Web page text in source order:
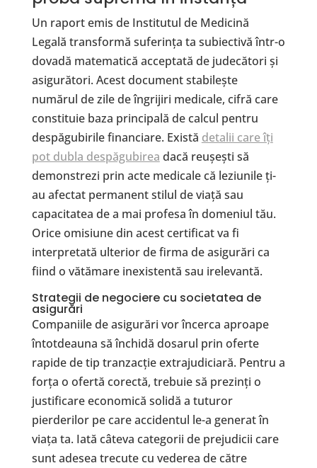
Un raport emis de Institutul de Medicină
Legală transformă suferința ta subiectivă într-o
dovadă matematică acceptată de judecători și
asigurători. Acest document stabilește
numărul de zile de îngrijiri medicale, cifră care
constituie baza principală de calcul pentru
despăgubirile financiare. Există detalii care îți
pot dubla despăgubirea dacă reușești să
demonstrezi prin acte medicale că leziunile ți-
au afectat permanent stilul de viață sau
capacitatea de a mai profesa în domeniul tău.
Orice omisiune din acest certificat va fi
interpretată ulterior de firma de asigurări ca
fiind o vătămare inexistentă sau irelevantă.
​Strategii de negociere cu societatea de
asigurări
Companiile de asigurări vor încerca aproape
întotdeauna să închidă dosarul prin oferte
rapide de tip tranzacție extrajudiciară. Pentru a
forța o ofertă corectă, trebuie să prezinți o
justificare economică solidă a tuturor
pierderilor pe care accidentul le-a generat în
viața ta. Iată câteva categorii de prejudicii care
sunt adesea trecute cu vederea de către